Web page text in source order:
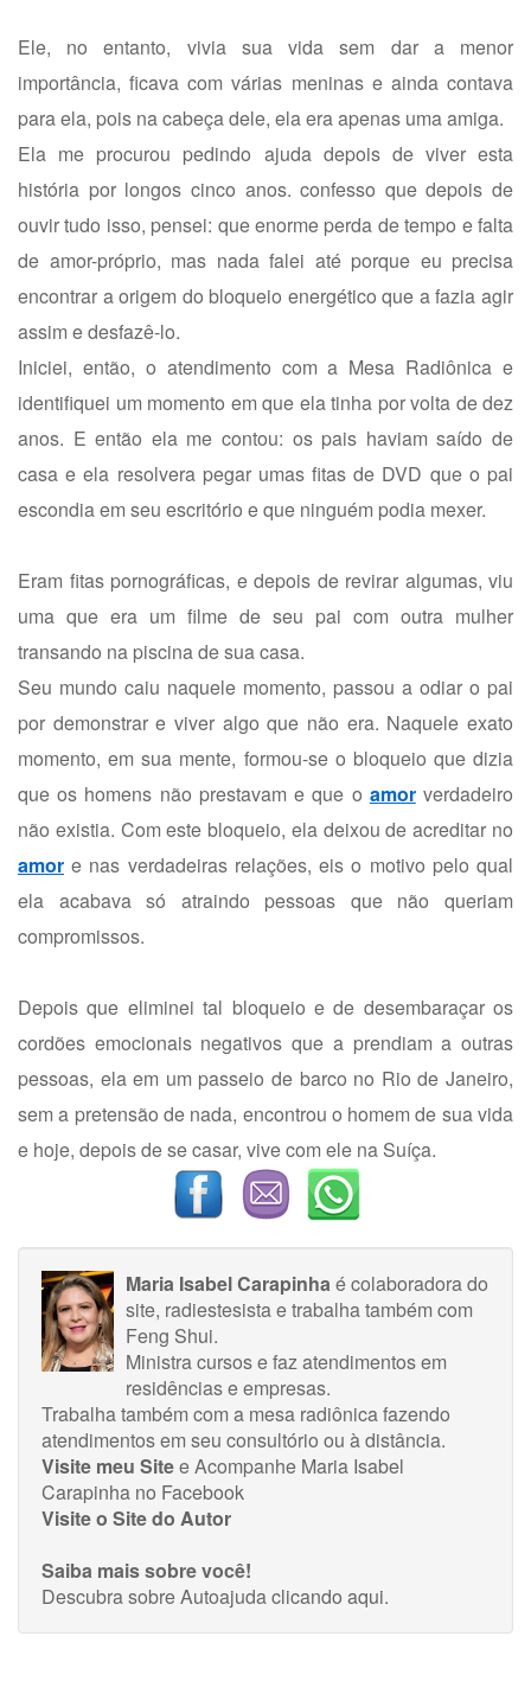
Ele, no entanto, vivia sua vida sem dar a menor
importância, ficava com várias meninas e ainda contava
para ela, pois na cabeça dele, ela era apenas uma amiga.
Ela me procurou pedindo ajuda depois de viver esta
história por longos cinco anos. confesso que depois de
ouvir tudo isso, pensei: que enorme perda de tempo e falta
de amor-próprio, mas nada falei até porque eu precisa
encontrar a origem do bloqueio energético que a fazia agir
assim e desfazê-lo.
Iniciei, então, o atendimento com a Mesa Radiônica e
identifiquei um momento em que ela tinha por volta de dez
anos. E então ela me contou: os pais haviam saído de
casa e ela resolvera pegar umas fitas de DVD que o pai
escondia em seu escritório e que ninguém podia mexer.
Eram fitas pornográficas, e depois de revirar algumas, viu
uma que era um filme de seu pai com outra mulher
transando na piscina de sua casa.
Seu mundo caiu naquele momento, passou a odiar o pai
por demonstrar e viver algo que não era. Naquele exato
momento, em sua mente, formou-se o bloqueio que dizia
que os homens não prestavam e que o amorverdadeiro
não existia. Com este bloqueio, ela deixou de acreditar no
amor e nas verdadeiras relações, eis o motivo pelo qual
ela acabava só atraindo pessoas que não queriam
compromissos.
Depois que eliminei tal bloqueio e de desembaraçar os
cordões emocionais negativos que a prendiam a outras
pessoas, ela em um passeio de barco no Rio de Janeiro,
sem a pretensão de nada, encontrou o homem de sua vida
e hoje, depois de se casar, vive com ele na Suíça.
Maria Isabel Carapinhaé colaboradora do
site, radiestesista e trabalha também com
Feng Shui.
Ministra cursos e faz atendimentos em
residências e empresas.
Trabalha também com a mesa radiônica fazendo
atendimentos em seu consultório ou à distância.
Visite meu Sitee Acompanhe Maria Isabel
Carapinha no Facebook
Visite o Site do Autor
Saiba mais sobre você!
Descubra sobre Autoajudaclicando aqui.